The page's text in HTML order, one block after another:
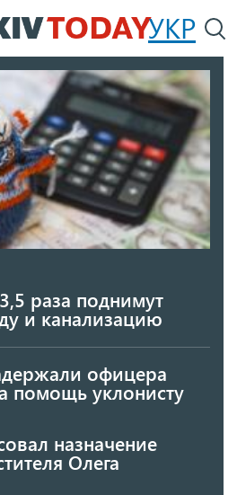
Перейти
к
содержанию
УКР
раза поднимут
и канализацию
офицера
помощь уклонисту
назначение
Олега